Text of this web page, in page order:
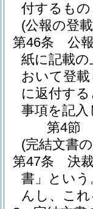
付するも
(公報の登
第46条
公
紙に記載
おいて登
に返付す
事項を記
第4節
(完結文書
第47条
決
書」という
んし、こ